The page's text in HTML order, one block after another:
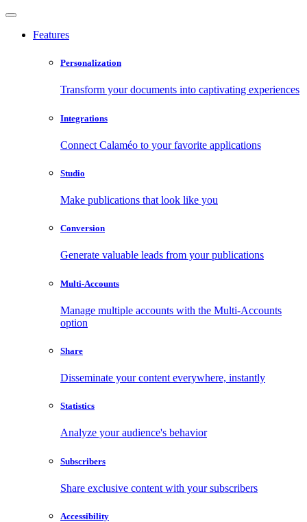
Features
Personalization
Transform your documents into captivating experiences
Integrations
Connect Calaméo to your favorite applications
Studio
Make publications that look like you
Conversion
Generate valuable leads from your publications
Multi-Accounts
Manage multiple accounts with the Multi-Accounts
option
Share
Disseminate your content everywhere, instantly
Statistics
Analyze your audience's behavior
Subscribers
Share exclusive content with your subscribers
Accessibility